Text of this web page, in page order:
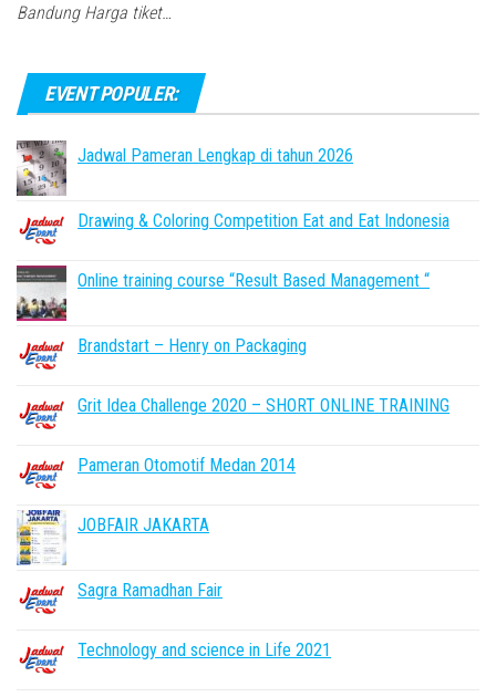
Bandung Harga tiket…
EVENT POPULER:
Jadwal Pameran Lengkap di tahun 2026
Drawing & Coloring Competition Eat and Eat Indonesia
Online training course “Result Based Management “
Brandstart – Henry on Packaging
Grit Idea Challenge 2020 – SHORT ONLINE TRAINING
Pameran Otomotif Medan 2014
JOBFAIR JAKARTA
Sagra Ramadhan Fair
Technology and science in Life 2021